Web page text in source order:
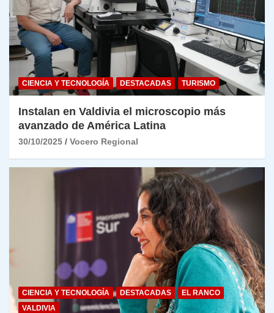
CIENCIA Y TECNOLOGÍA DESTACADAS TURISMO
Instalan en Valdivia el microscopio más
avanzado de América Latina
30/10/2025 Vocero Regional
CIENCIA Y TECNOLOGÍA DESTACADAS
EL RANCO
VALDIVIA